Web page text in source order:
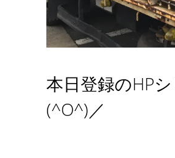
本日登録のHP
(^O^)／